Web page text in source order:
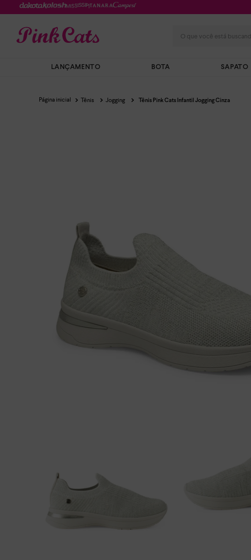
LANÇAMENTO BOTA SAPATO
Tênis Jogging Tênis Pink Cats Infantil Jogging Cinza